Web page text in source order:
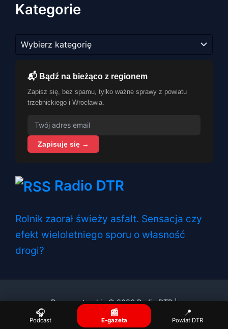
Kategorie
📬 Bądź na bieżąco z regionem
Zapisz się, bez spamu, tylko ważne sprawy z powiatu
trzebnickiego i Wrocławia.
Zapisuję się →
Radio DTR
Rolnik zaorał świeży asfalt. Sensacja czy
efekt wieloletniego sporu o własność
drogi?
Prawa autorskie © 2026 Radio DTR |
🎧
Podcast
📰
E-gazeta
📍
Powiat DTR